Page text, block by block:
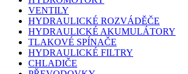
VENTILY
HYDRAULICKÉ ROZVÁDĚČE
HYDRAULICKÉ AKUMULÁTORY
TLAKOVÉ SPÍNAČE
HYDRAULICKÉ FILTRY
CHLADIČE